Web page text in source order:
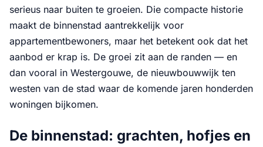
serieus naar buiten te groeien. Die compacte historie
maakt de binnenstad aantrekkelijk voor
appartementbewoners, maar het betekent ook dat het
aanbod er krap is. De groei zit aan de randen — en
dan vooral in Westergouwe, de nieuwbouwwijk ten
westen van de stad waar de komende jaren honderden
woningen bijkomen.
De binnenstad: grachten, hofjes en